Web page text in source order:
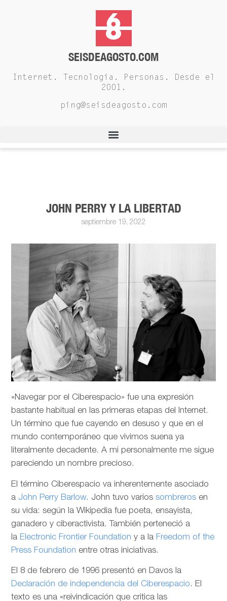
SEISDEAGOSTO.COM
Internet. Tecnología. Personas. Desde el
2001.
ping@seisdeagosto.com
JOHN PERRY Y LA LIBERTAD
septiembre 19, 2022
«Navegar por el Ciberespacio» fue una expresión
bastante habitual en las primeras etapas del Internet.
Un término que fue cayendo en desuso y que en el
mundo contemporáneo que vivimos suena ya
literalmente decadente. A mi personalmente me sigue
pareciendo un nombre precioso.
El término Ciberespacio va inherentemente asociado
a John Perry Barlow. John tuvo variossombreros en
su vida: según la Wikipedia fue poeta, ensayista,
ganadero y ciberactivista. También perteneció a
la Electronic Frontier Foundation y a la Freedom of the
Press Foundation entre otras iniciativas.
El 8 de febrero de 1996 presentó en Davos la
Declaración de independencia del Ciberespacio. El
texto es una «reivindicación que critica las